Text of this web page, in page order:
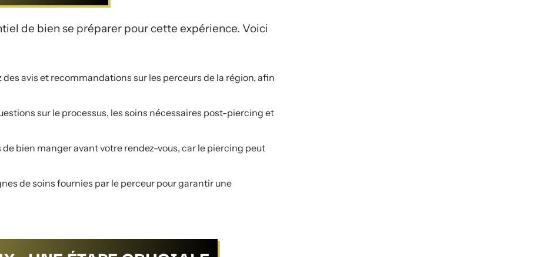
de bien se préparer pour cette expérience. Voici
des avis et recommandations sur les perceurs de la région, afin
sur le processus, les soins nécessaires post-piercing et
de bien manger avant votre rendez-vous, car le piercing peut
de soins fournies par le perceur pour garantir une